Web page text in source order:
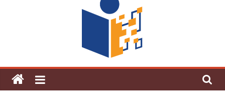
граници“
Магията на Андерсен оживя в ОУ
„Любен Каравелов“